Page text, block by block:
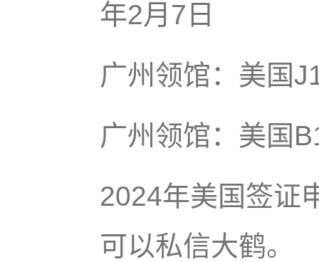
年2月7日
广州领馆：美国
广州领馆：美国
2024年美国签证
可以私信大鹤。